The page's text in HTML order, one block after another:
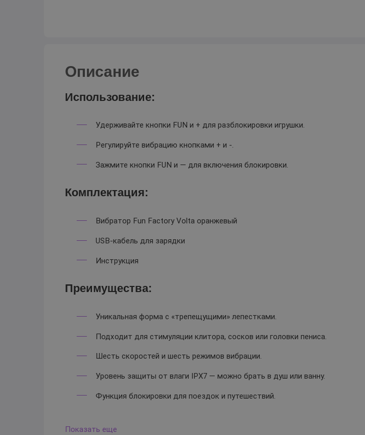
Описание
Использование:
Удерживайте кнопки FUN и + для разблокировки игрушки.
Регулируйте вибрацию кнопками + и -.
Зажмите кнопки FUN и — для включения блокировки.
Комплектация:
Вибратор Fun Factory Volta оранжевый
USB-кабель для зарядки
Инструкция
Преимущества:
Уникальная форма с «трепещущими» лепестками.
Подходит для стимуляции клитора, сосков или головки пениса.
Шесть скоростей и шесть режимов вибрации.
Уровень защиты от влаги IPX7 — можно брать в душ или ванну.
Функция блокировки для поездок и путешествий.
Показать еще